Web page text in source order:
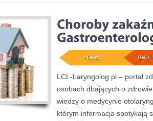
GRU
ADMIN
LCL-Laryngolog.pl – portal
osobach dbających o
wiedzy o medycynie
którym informacja spotykają